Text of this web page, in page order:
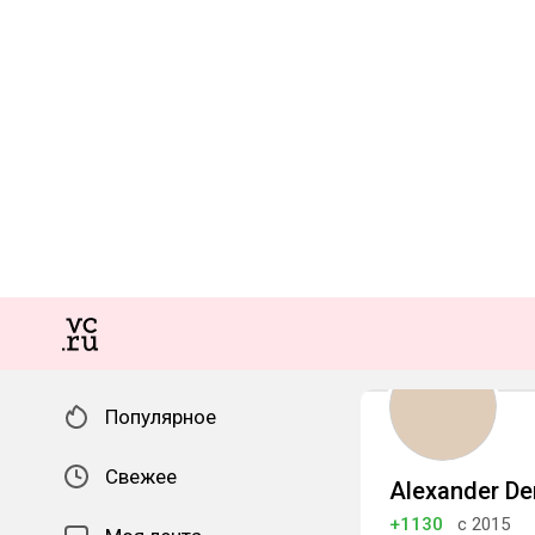
Популярное
Свежее Alexander
+1130
с 2015